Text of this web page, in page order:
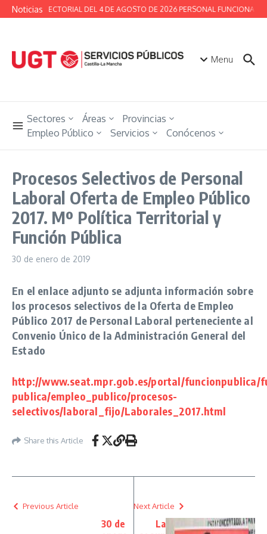
Saltar al contenido
Noticias
MESA SECTORIAL DEL 4 DE AGOSTO DE 2026 PERSONAL FUNCIONARIO
Menu
Sectores Áreas
Provincias
Empleo Público
Servicios Conócenos
Procesos Selectivos de Personal
Laboral Oferta de Empleo Público
2017. Mº Política Territorial y
Función Pública
30 de enero de 2019
En el enlace adjunto se adjunta información sobre
los procesos selectivos de la Oferta de Empleo
Público 2017 de Personal Laboral perteneciente al
Convenio Único de la Administración General del
Estado
http://www.seat.mpr.gob.es/portal/funcionpublica/
publica/empleo_publico/procesos-
selectivos/laboral_fijo/Laborales_2017.html
Share this Article
Previous Article
30 de
Next Article
La